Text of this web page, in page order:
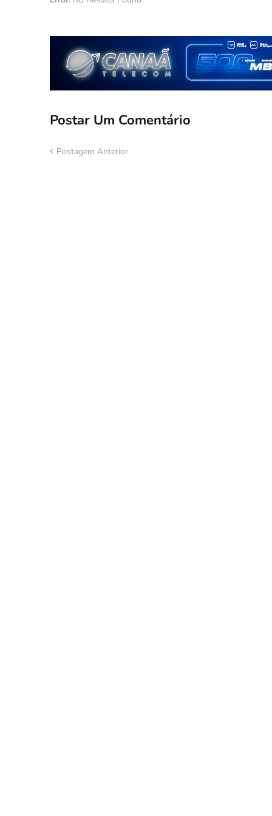
Postar Um Comentário
Postagem Anterior